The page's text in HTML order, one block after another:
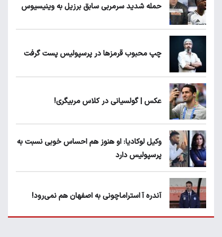
حمله شدید سرمربی سابق برزیل به وینیسیوس
چپ محبوب قرمزها در پرسپولیس پست گرفت
عکس | گولسیانی در کلاس مربیگری!
وکیل لوکادیا: او هنوز هم احساس خوبی نسبت به
پرسپولیس دارد
آندره آ استراماچونی به اصفهان هم نمی‌رود!